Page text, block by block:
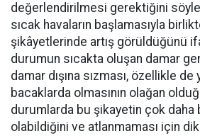
değerlendirilmesi gerektiğini
sıcak havaların başlamasıyla
şikâyetlerinde artış görüldüğünü
durumun sıcakta oluşan damar
damar dışına sızması, özellikle
bacaklarda olmasının olağan
durumlarda bu şikayetin çok daha
olabildiğini ve atlanmaması için